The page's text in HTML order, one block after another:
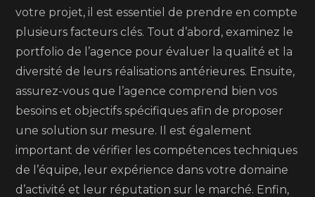
votre projet, il est essentiel de prendre en compte
plusieurs facteurs clés. Tout d’abord, examinez le
portfolio de l’agence pour évaluer la qualité et la
diversité de leurs réalisations antérieures. Ensuite,
assurez-vous que l’agence comprend bien vos
besoins et objectifs spécifiques afin de proposer
une solution sur mesure. Il est également
important de vérifier les compétences techniques
de l’équipe, leur expérience dans votre domaine
d’activité et leur réputation sur le marché. Enfin,